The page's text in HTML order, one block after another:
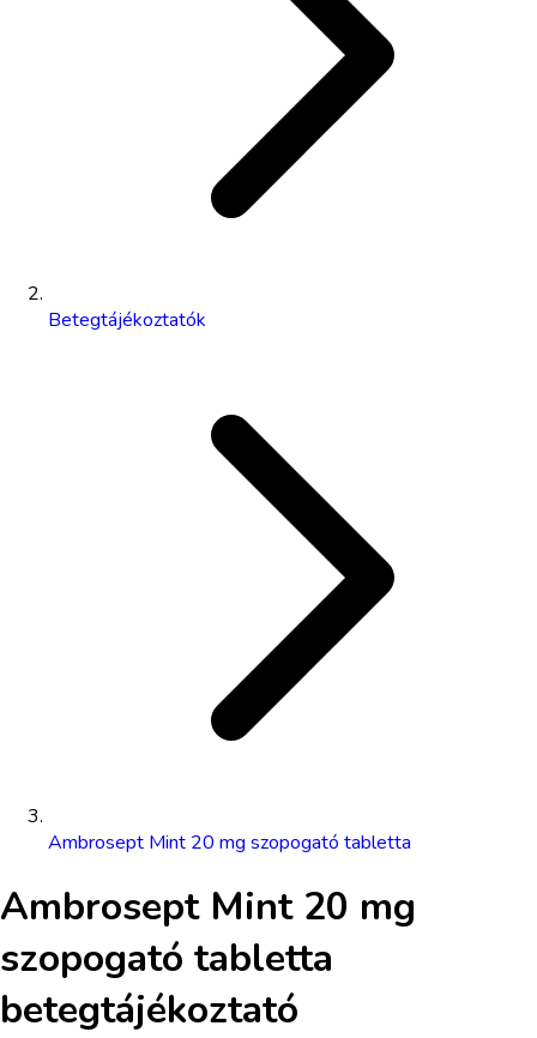
Betegtájékoztatók
Ambrosept Mint 20 mg szopogató tabletta
Ambrosept Mint 20 mg
szopogató tabletta
betegtájékoztató